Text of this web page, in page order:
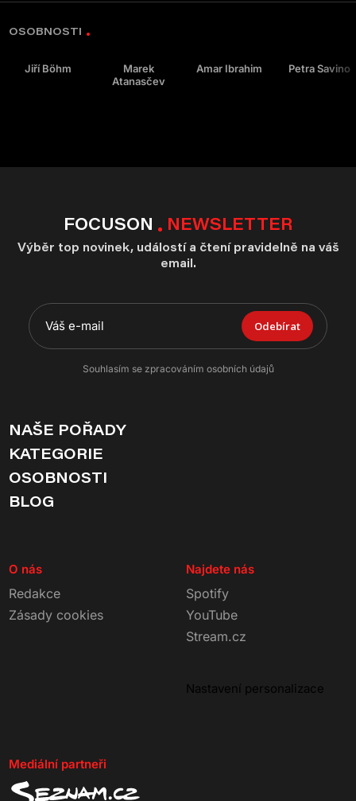
OSOBNOSTI
Jiří Böhm
Marek
Atanasčev
Amar Ibrahim Petra Savino
FOCUSON NEWSLETTER
Výběr top novinek, událostí a čtení pravidelně na váš
email.
Odebírat
Souhlasím se zpracováním osobních údajů
NAŠE POŘADY
KATEGORIE
OSOBNOSTI
BLOG
O nás
Redakce
Zásady cookies
Najdete nás
Spotify
YouTube
Stream.cz
Nastavení personalizace
Mediální partneři